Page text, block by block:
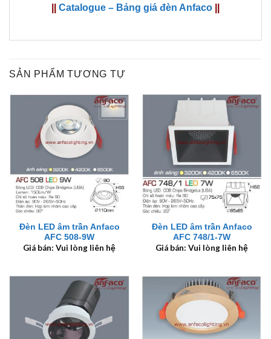
Catalogue – Bảng giá đèn Anfaco
SẢN PHẨM TƯƠNG TỰ
Đèn LED âm trần Anfaco
AFC 508-9W
Giá bán: Vui lòng liên hệ
Đèn LED âm trần Anfaco
AFC 748/1-7W
Giá bán: Vui lòng liên hệ